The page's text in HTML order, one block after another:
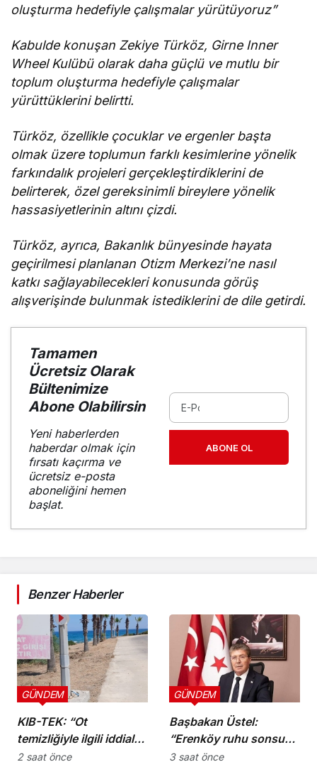
oluşturma hedefiyle çalışmalar yürütüyoruz”
Kabulde konuşan Zekiye Türköz, Girne Inner
Wheel Kulübü olarak daha güçlü ve mutlu bir
toplum oluşturma hedefiyle çalışmalar
yürüttüklerini belirtti.
Türköz, özellikle çocuklar ve ergenler başta
olmak üzere toplumun farklı kesimlerine yönelik
farkındalık projeleri gerçekleştirdiklerini de
belirterek, özel gereksinimli bireylere yönelik
hassasiyetlerinin altını çizdi.
Türköz, ayrıca, Bakanlık bünyesinde hayata
geçirilmesi planlanan Otizm Merkezi’ne nasıl
katkı sağlayabilecekleri konusunda görüş
alışverişinde bulunmak istediklerini de dile getirdi.
Tamamen
Ücretsiz Olarak
Bültenimize
Abone Olabilirsin
Yeni haberlerden
haberdar olmak için
fırsatı kaçırma ve
ücretsiz e-posta
aboneliğini hemen
başlat.
ABONE OL
Benzer Haberler
KIB-TEK: “Ot
temizliğiyle ilgili iddialar
doğru değil”
GÜNDEM
2 saat önce
Başbakan Üstel:
“Erenköy ruhu sonsuza
dek yaşayacaktır”
GÜNDEM
3 saat önce